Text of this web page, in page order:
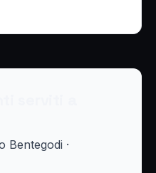
Bentegodi ·